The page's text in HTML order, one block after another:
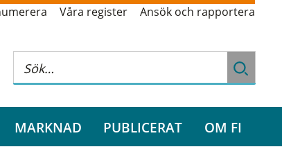
Våra register Ansök och rapportera
MARKNAD PUBLICERAT OM FI